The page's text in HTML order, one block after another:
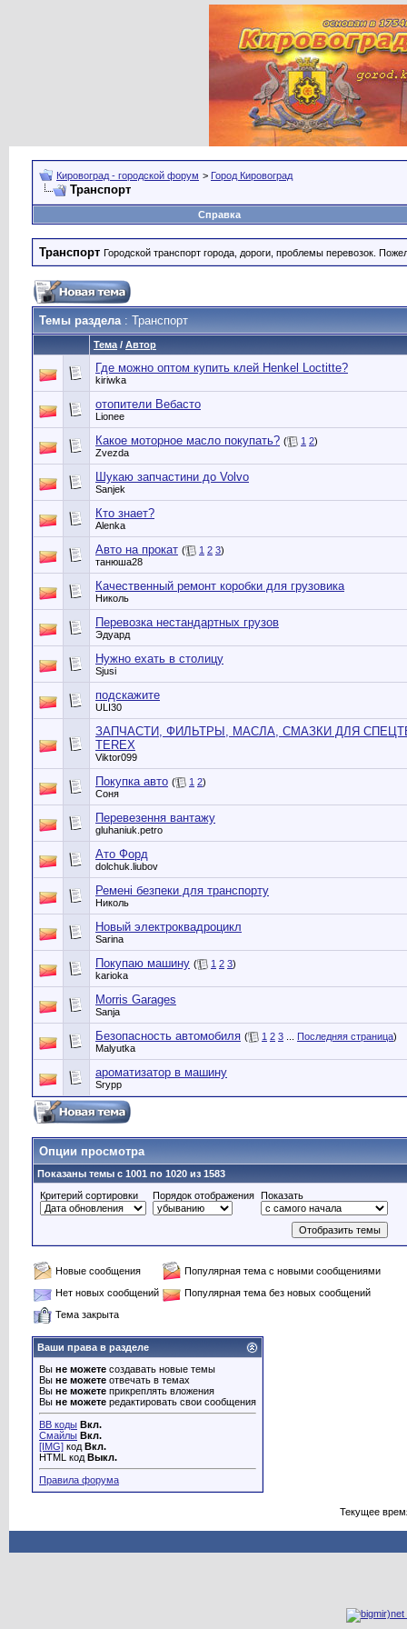
Кировоград - городской форум > Город Кировоград
Транспорт
Справка
Транспорт Городской транспорт города, дороги, проблемы перевозок.
Темы раздела: Транспорт
Тема / Автор
Где можно оптом купить клей Henkel Loctitte?
kiriwka
отопители Вебасто
Lionee
Какое моторное масло покупать? ( 1 2)
Zvezda
Шукаю запчастини до Volvo
Sanjek
Кто знает?
Alenka
Авто на прокат ( 1 2 3)
танюша28
Качественный ремонт коробки для грузовика
Николь
Перевозка нестандартных грузов
Эдуард
Нужно ехать в столицу
Sjusi
подскажите
ULI30
ЗАПЧАСТИ, ФИЛЬТРЫ, МАСЛА, СМАЗКИ ДЛЯ
TEREX
Viktor099
Покупка авто ( 1 2)
Соня
Перевезення вантажу
gluhaniuk.petro
Ато Форд
dolchuk.liubov
Ремені безпеки для транспорту
Николь
Новый электроквадроцикл
Sarina
Покупаю машину ( 1 2 3)
karioka
Morris Garages
Sanja
Безопасность автомобиля ( 1 2 3 Последняя страница)
Malyutka
ароматизатор в машину
Srypp
Опции просмотра
Показаны темы с 1001 по 1020 из 1583
Критерий сортировки
Порядок отображения Показать
Новые сообщения
Популярная тема с новыми сообщениями
Нет новых сообщений
Популярная тема без новых сообщений
Тема закрыта
Ваши права в разделе
Вы не можете создавать новые темы
Вы не можете отвечать в темах
Вы не можете прикреплять вложения
Вы не можете редактировать свои сообщения
BB коды Вкл.
Смайлы Вкл.
[IMG] код Вкл.
HTML код Выкл.
Правила форума
Текущее